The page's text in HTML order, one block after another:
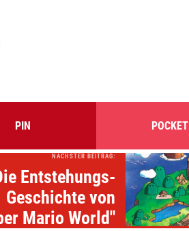
PIN POCKET
NÄCHSTER BEITRAG:
Entstehungs-
Geschichte von
Mario World"